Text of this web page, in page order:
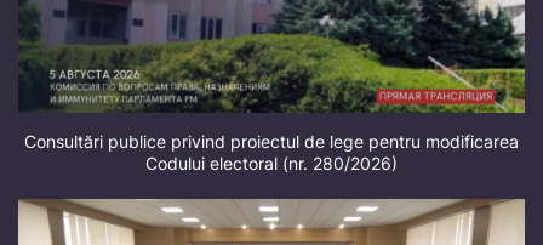
Consultări publice privind proiectul de lege pentru modificarea
Codului electoral (nr. 280/2026)